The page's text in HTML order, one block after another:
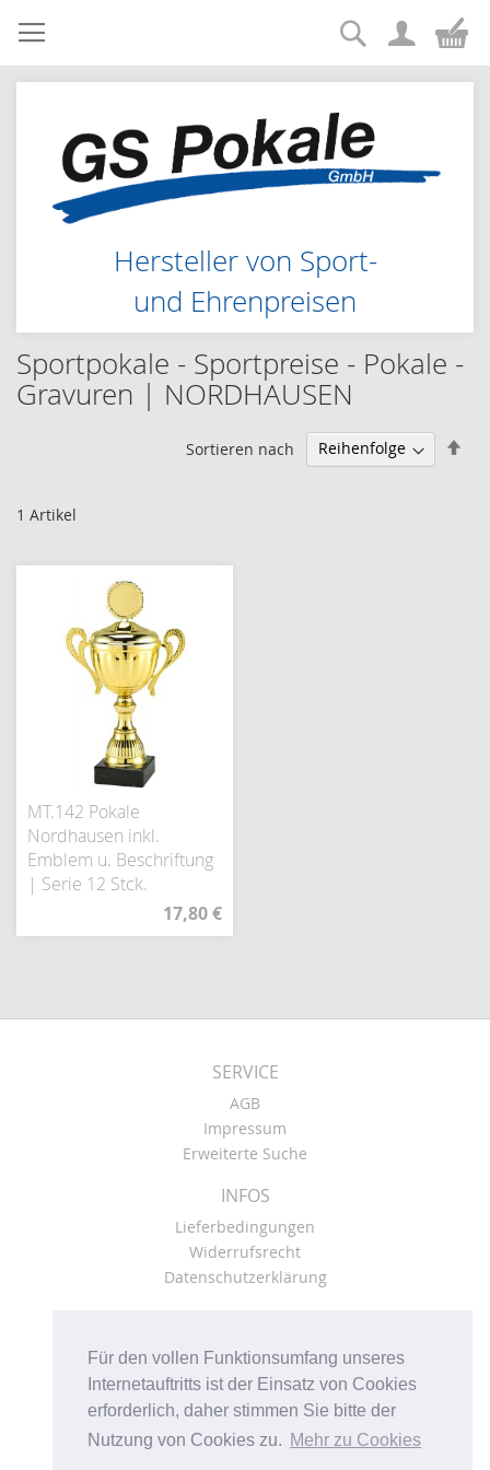
Für den vollen Funktionsumfang unseres
Internetauftritts ist der Einsatz von Cookies
erforderlich, daher stimmen Sie bitte der
Nutzung von Cookies zu. Mehr zu Cookies
Zum
Inhalt
springen
Hersteller von Sport-
und Ehrenpreisen
Suche
Sportpokale - Sportpreise - Pokale -
Gravuren | NORDHAUSEN
1 Artikel
Sortieren nach
MT.142 Pokale
Nordhausen inkl.
Emblem u. Beschriftung
| Serie 12 Stck.
17,80 €
SERVICE
AGB
Impressum
Erweiterte Suche
INFOS
Lieferbedingungen
Widerrufsrecht
Datenschutzerklärung
Kasse
Mein Konto
Warenkorb